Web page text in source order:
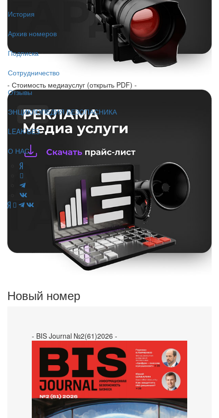
История
Архив номеров
Подписка
Сотрудничество
Отзывы
ЭНЦИКЛОПЕДИЯ БЕЗОПАСНИКА
LEAK-БЕЗ
О НАС
- Стоимость медиауслуг (открыть PDF) -
Новый номер
- BIS Journal №2(61)2026 -